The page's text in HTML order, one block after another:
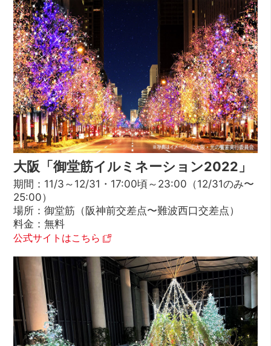
大阪「御堂筋イルミネーション2022」
期間：11/3～12/31・17:00頃～23:00（12/31のみ〜
25:00）
場所：御堂筋（阪神前交差点〜難波西口交差点）
料金：無料
公式サイトはこちら